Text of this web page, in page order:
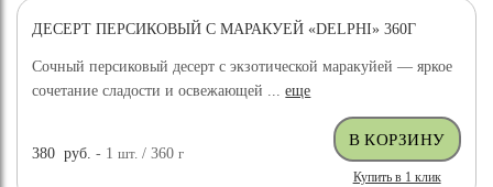
НОВИНКА
ДЕСЕРТ ПЕРСИКОВЫЙ С МАРАКУЕЙ «DELPHI» 360Г
Сочный персиковый десерт с экзотической маракуйей — яркое
сочетание сладости и освежающей ...еще
380 руб. - 1шт. / 360г
Купить в 1 клик